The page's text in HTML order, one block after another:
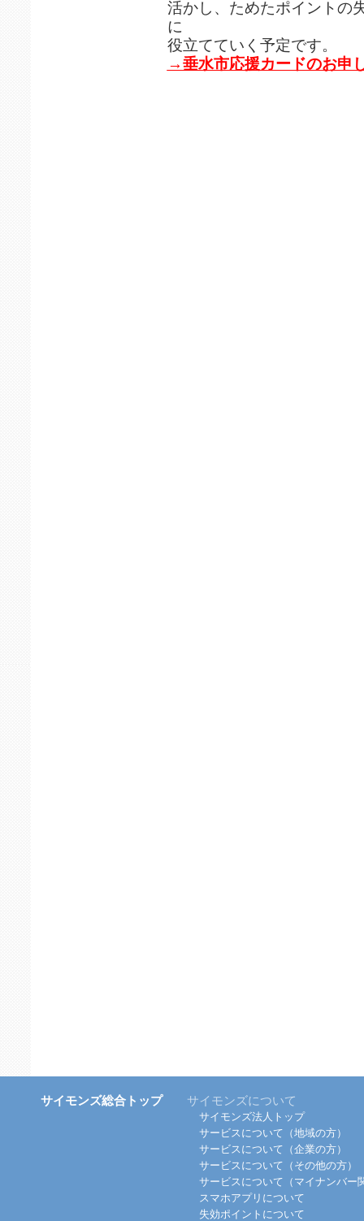
活かし、ためたポイントの
に
役立てていく予定です。
→垂水市応援カードのお申
サイモンズ総合トップ サイモンズについて
サイモンズ法人トップ
サービスについて（地域の方）
サービスについて（企業の方）
サービスについて（その他の方）
サービスについて（マイナンバー
スマホアプリについて
失効ポイントについて